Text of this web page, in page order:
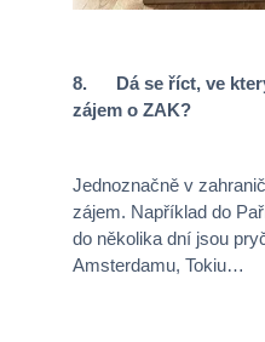
8. Dá se říct, ve
zájem o ZAK?
Jednoznačně v
zájem. Například do
do několika dní jsou
Amsterdamu, Tokiu…